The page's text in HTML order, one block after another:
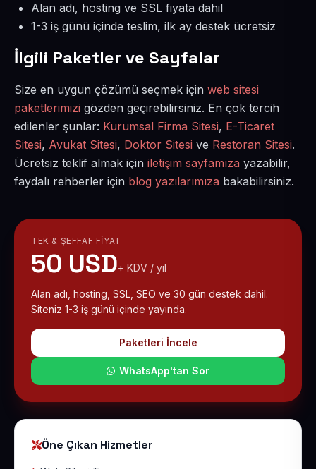
Alan adı, hosting ve SSL fiyata dahil
1-3 iş günü içinde teslim, ilk ay destek ücretsiz
İlgili Paketler ve Sayfalar
Size en uygun çözümü seçmek için web sitesi
paketlerimizi gözden geçirebilirsiniz. En çok tercih
edilenler şunlar: Kurumsal Firma Sitesi, E-Ticaret
Sitesi, Avukat Sitesi, Doktor Sitesi ve Restoran Sitesi.
Ücretsiz teklif almak için iletişim sayfamıza yazabilir,
faydalı rehberler için blog yazılarımıza bakabilirsiniz.
TEK & ŞEFFAF FIYAT
50 USD+ KDV / yıl
Alan adı, hosting, SSL, SEO ve 30 gün destek dahil.
Siteniz 1-3 iş günü içinde yayında.
Paketleri İncele
WhatsApp'tan Sor
Öne Çıkan Hizmetler